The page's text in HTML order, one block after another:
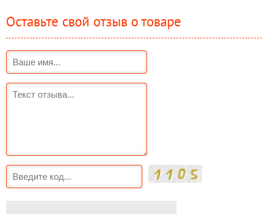
Оставьте свой отзыв о товаре